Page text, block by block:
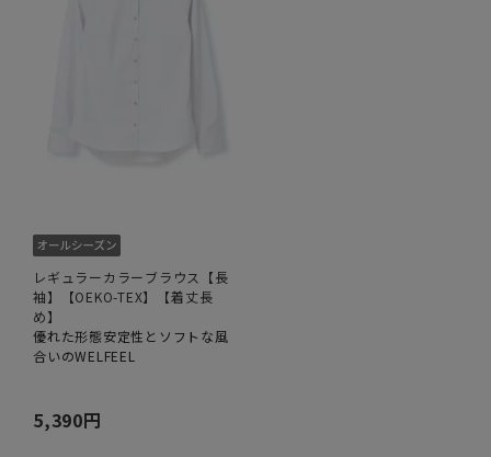
レギュラーカラーブラウス【長
袖】【OEKO-TEX】【着丈長
め】
優れた形態安定性とソフトな風
合いのWELFEEL
5,390円